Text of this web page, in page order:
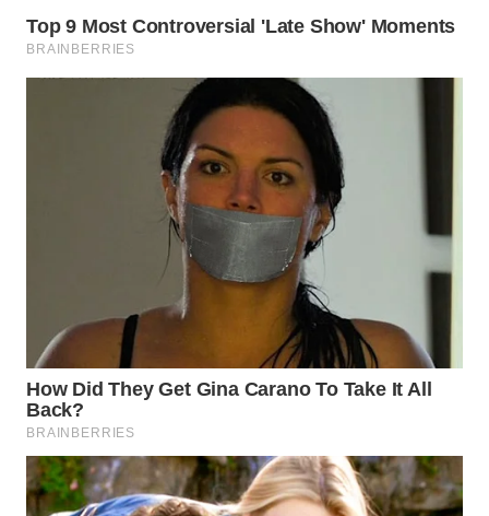
WN DELI
SERDANG
WN
BEKASI
BOGOR